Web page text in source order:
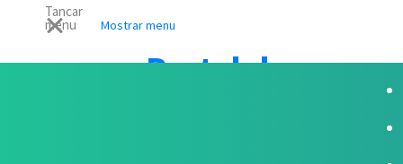
Mostrar menu
Portal de
Tancar
menu